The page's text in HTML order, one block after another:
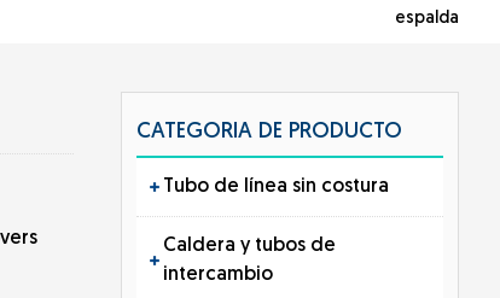
espalda
CATEGORIA DE PRODUCTO
Tubo de línea sin costura
Caldera y tubos de
intercambio